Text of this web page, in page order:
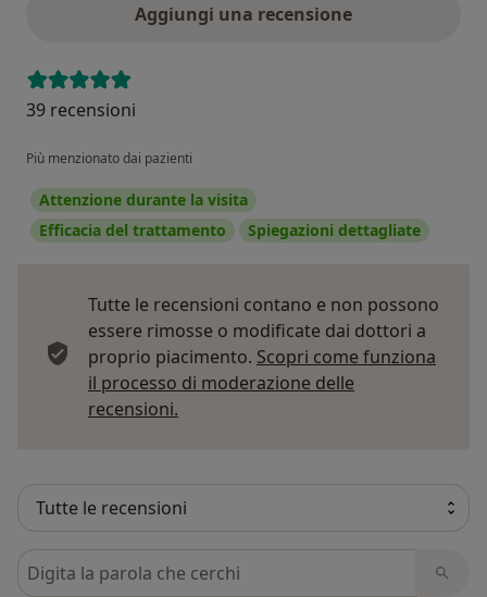
Aggiungi una recensione
39 recensioni
Più menzionato dai pazienti
Attenzione durante la visita
Efficacia del trattamento
Spiegazioni dettagliate
Tutte le recensioni contano e non possono
essere rimosse o modificate dai dottori a
proprio piacimento. Scopri come funziona
il processo di moderazione delle
recensioni.
Cerca nelle recensioni